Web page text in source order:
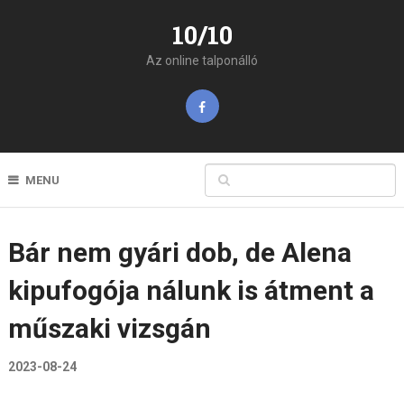
10/10
Az online talponálló
MENU
Bár nem gyári dob, de Alena
kipufogója nálunk is átment a
műszaki vizsgán
2023-08-24